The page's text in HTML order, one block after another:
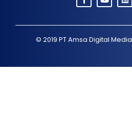
© 2019 PT Amsa Digital Media